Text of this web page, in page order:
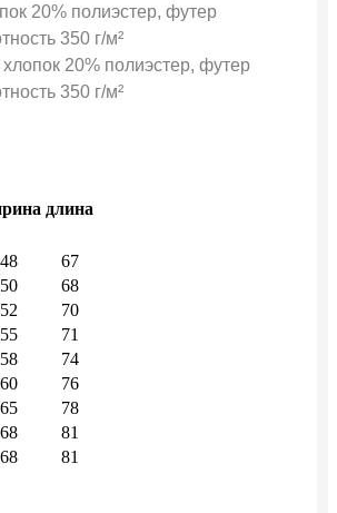
20% полиэстер, футер
350 г/м²
20% полиэстер, футер
350 г/м²
длина
48
67
50
68
52
70
55
71
58
74
60
76
65
78
68
81
68 81